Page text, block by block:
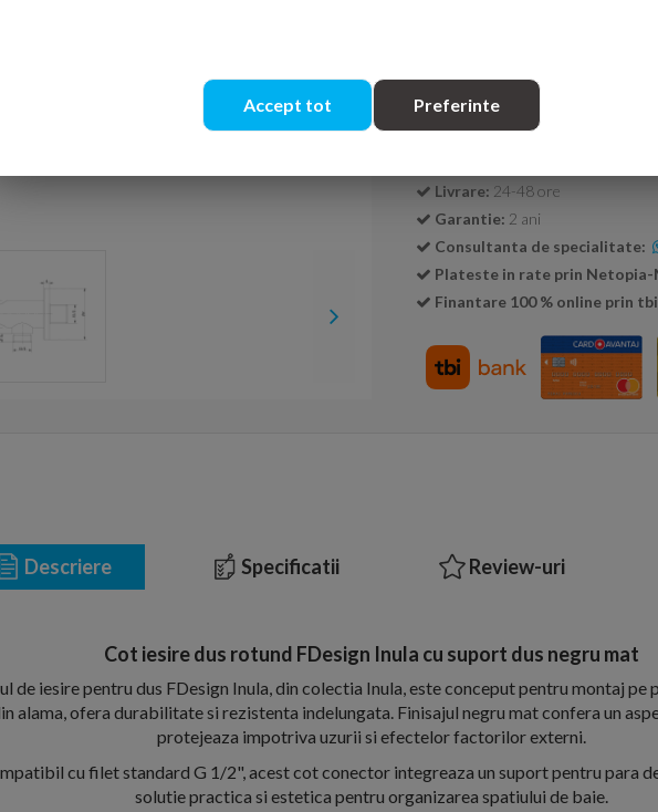
Cantitate:
Transport GRATUIT la
Livrare: 24-48 ore
Garantie: 2 ani
Consultanta de specialitate:
Plateste in rate prin Netopia-
Finantare 100 % online prin
Descriere Specificatii Review-uri
Cot iesire dus rotund FDesign Inula cu suport dus negru mat
de iesire pentru dus FDesign Inula, din colectia Inula, este conceput pentru montaj pe
alama, ofera durabilitate si rezistenta indelungata. Finisajul negru mat confera un
protejeaza impotriva uzurii si efectelor factorilor externi.
cu filet standard G 1/2", acest cot conector integreaza un suport pentru para
solutie practica si estetica pentru organizarea spatiului de baie.
Accept tot Preferinte